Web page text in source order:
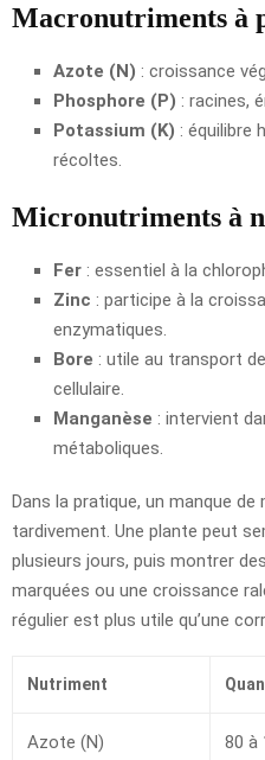
Macronutriments à
Azote (N) : croissance
Phosphore (P) : racines,
Potassium (K) : équilibre
récoltes.
Micronutriments à
Fer : essentiel à la
Zinc : participe à la
enzymatiques.
Bore : utile au transport
cellulaire.
Manganèse : intervient
métaboliques.
Dans la pratique, un manque
tardivement. Une plante peut
plusieurs jours, puis montrer
marquées ou une croissance
régulier est plus utile qu’une
Nutriment
Azote (N) 80 à